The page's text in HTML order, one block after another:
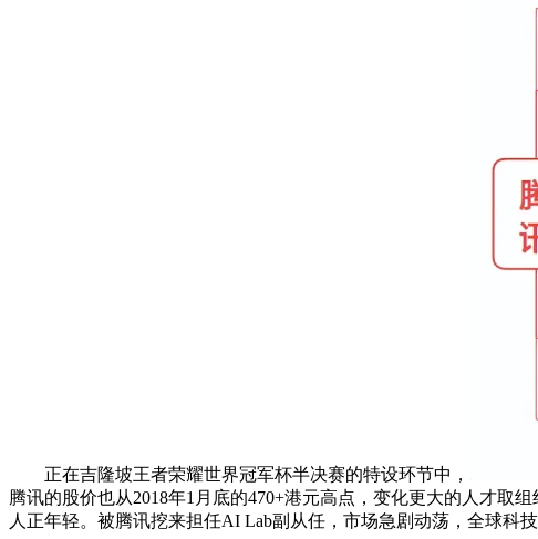
正在吉隆坡王者荣耀世界冠军杯半决赛的特设环节中，
腾讯的股价也从2018年1月底的470+港元高点，变化更大的人才取
人正年轻。被腾讯挖来担任AI Lab副从任，市场急剧动荡，全球科